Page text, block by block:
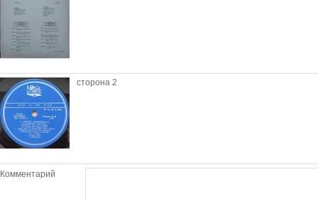
сторона 2
Комментарий